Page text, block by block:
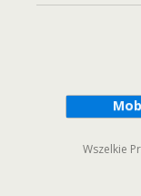
Wszelkie